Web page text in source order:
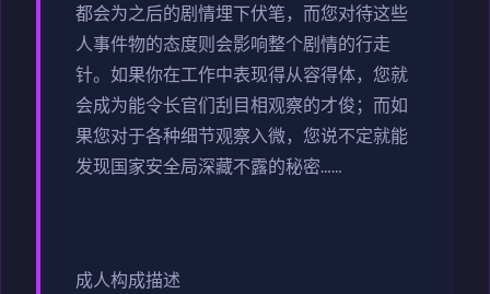
都会为之后的剧情埋下伏笔，而您对待这些
人事件物的态度则会影响整个剧情的行走
针。如果你在工作中表现得从容得体，您就
会成为能令长官们刮目相观察的才俊；而如
果您对于各种细节观察入微，您说不定就能
发现国家安全局深藏不露的秘密……
成人构成描述